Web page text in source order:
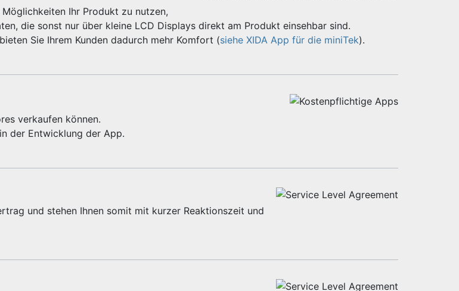
Ihr Produkt zu nutzen,
die sonst nur über kleine LCD Displays direkt am Produkt einsehbar sind.
Sie Ihrem Kunden dadurch mehr Komfort (siehe XIDA App für die miniTek).
verkaufen können.
der Entwicklung der App.
und stehen Ihnen somit mit kurzer Reaktionszeit und